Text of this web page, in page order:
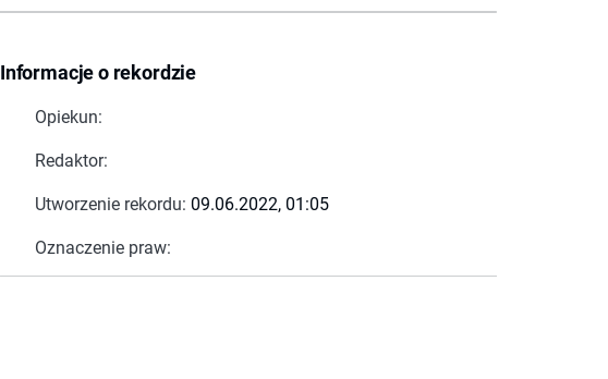
Informacje o rekordzie
Opiekun:
Redaktor:
Utworzenie rekordu: 09.06.2022, 01:05
Oznaczenie praw: